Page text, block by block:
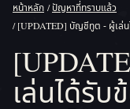
หน้าหลัก
ปัญหาที่ทราบแล้ว
เล่นได้รั